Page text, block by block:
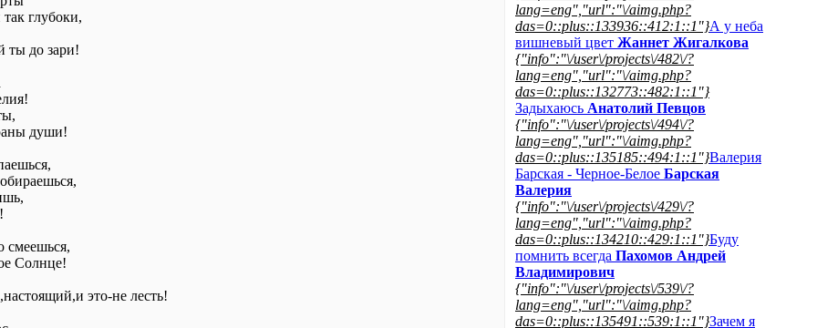
глубоки,
ты до зари!
души!
смеешься,
Солнце!
это-не лесть!
lang=eng","url":"\/aimg.php?
das=0::plus::133936::412:1::1"}А у неба
вишневый цвет Жаннет Жигалкова
{"info":"\/user\/projects\/482\/?
lang=eng","url":"\/aimg.php?
das=0::plus::132773::482:1::1"}
Задыхаюсь Анатолий Певцов
{"info":"\/user\/projects\/494\/?
lang=eng","url":"\/aimg.php?
das=0::plus::135185::494:1::1"}Валерия
Барская - Черное-Белое Барская
Валерия
{"info":"\/user\/projects\/429\/?
lang=eng","url":"\/aimg.php?
das=0::plus::134210::429:1::1"}Буду
помнить всегда Пахомов Андрей
Владимирович
{"info":"\/user\/projects\/539\/?
lang=eng","url":"\/aimg.php?
das=0::plus::135491::539:1::1"}Зачем я